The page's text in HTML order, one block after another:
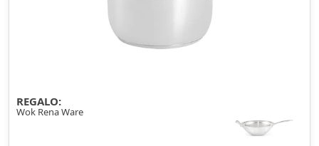
REGALO:
Wok Rena Ware